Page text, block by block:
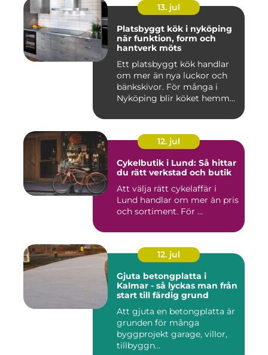
13. jul
Platsbyggt kök i nyköping
när funktion, form och
hantverk möts
Ett platsbyggt kök handlar
om mer än nya luckor och
bänkskivor. För många i
Nyköping blir köket hemm...
12. jul
Cykelbutik i Lund: Så hittar
du rätt verkstad och butik
Att välja rätt cykelaffär i
Lund handlar om mer än pris
och sortiment. För ...
12. jul
Gjuta betongplatta i
Kalmar - så lyckas man från
start till färdig grund
Att gjuta en betongplatta är
grunden för många
byggprojekt garage, villor,
tillbyggn...